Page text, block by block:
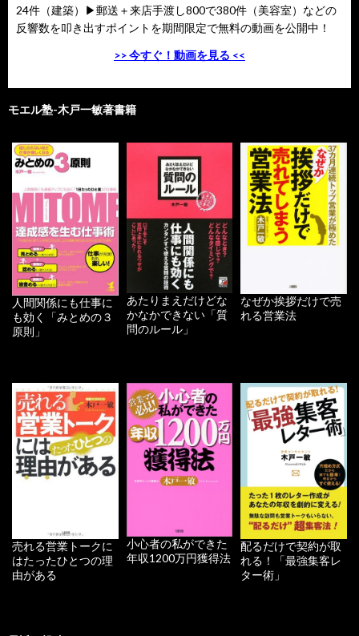
24件（建築）▶郵送＋来店手渡し800で380件（美容室）などの
反響数を叩き出すポイントを期間限定で無料の動画を公開中！
>> 今すぐ！動画を見る <<
モエル塾-木戸一敏著書籍
人間関係にも仕事に
も効く「みとめの３
原則」
あたりまえだけどな
かなかできない「質
問のルール」
なぜか挨拶だけで売
れる営業法
売れる営業トークに
はたったひとつの理
由がある
小心者の私ができた
年収1200万円獲得法
配るだけで契約が取
れる！「最強集客レ
ター術」